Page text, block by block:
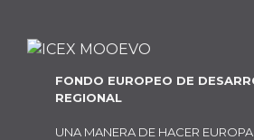
FONDO EUROPEO DE
REGIONAL
UNA MANERA DE HACER EUROPA